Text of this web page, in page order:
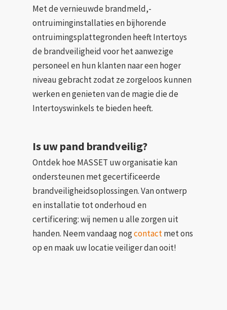
Met de vernieuwde brandmeld,-
ontruiminginstallaties en bijhorende
ontruimingsplattegronden heeft Intertoys
de brandveiligheid voor het aanwezige
personeel en hun klanten naar een hoger
niveau gebracht zodat ze zorgeloos kunnen
werken en genieten van de magie die de
Intertoyswinkels te bieden heeft.
Is uw pand brandveilig?
Ontdek hoe MASSET uw organisatie kan
ondersteunen met gecertificeerde
brandveiligheidsoplossingen. Van ontwerp
en installatie tot onderhoud en
certificering: wij nemen u alle zorgen uit
handen. Neem vandaag nogcontactmet ons
op en maak uw locatie veiliger dan ooit!